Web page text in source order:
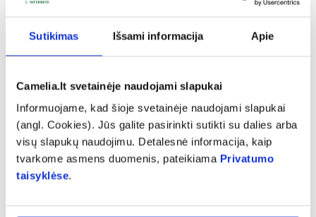
Sutikimas Išsami informacija Apie
Camelia.lt svetainėje naudojami slapukai
Informuojame, kad šioje svetainėje naudojami slapukai
(angl. Cookies). Jūs galite pasirinkti sutikti su dalies arba
visų slapukų naudojimu. Detalesnė informacija, kaip
tvarkome asmens duomenis, pateikiama Privatumo
taisyklėse.
Įvertinimas 4.0 iš 5
11,75 € 16,79 €
% PAPILDOMA NUOLAIDA
kremas XEMOSE C8+,
Įvertinimas 5.0 iš 5
18,38 € 28,29 €
% PAPILDOMA NUOLAIDA